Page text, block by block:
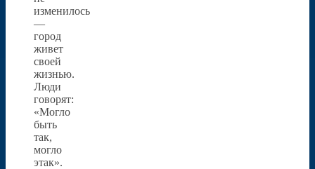
изменилось
—
город
живет
своей
жизнью.
Люди
говорят:
«Могло
быть
так,
могло
этак».